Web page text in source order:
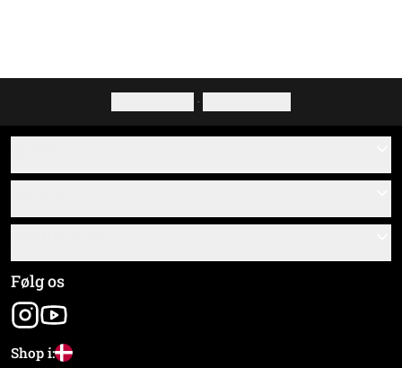
·
Om os
Monteringsvejledninger
Materialeoversigt
Pakkesporing
Almindelige forretningsbetingelser
Virksomhedsoplysninger
Følg os
Shop i: